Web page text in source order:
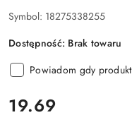
Symbol: 18275338255
Dostępność: Brak towaru
Powiadom gdy
cena:
19.69